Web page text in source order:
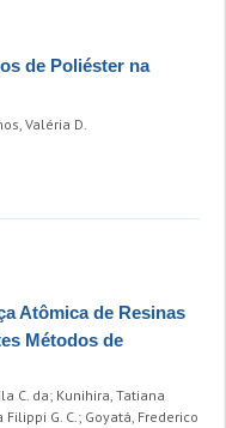
de Poliéster na
Valéria D.
Atômica de Resinas
Métodos de
C. da; Kunihira, Tatiana
G. C.; Goyatá, Frederico